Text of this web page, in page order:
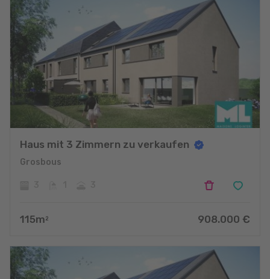
Haus mit 3 Zimmern zu verkaufen
Grosbous
115m 2 908.000 €